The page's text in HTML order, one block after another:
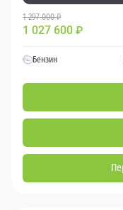
1 297 000 ₽
1 027 600 ₽
Бензин